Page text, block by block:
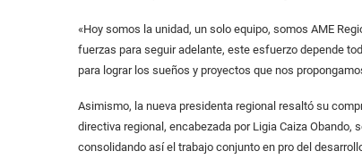
«Hoy somos la unidad, un solo equipo, somos AME
fuerzas para seguir adelante, este esfuerzo depende
para lograr los sueños y proyectos que nos
Asimismo, la nueva presidenta regional resaltó su
directiva regional, encabezada por Ligia Caiza
consolidando así el trabajo conjunto en pro del